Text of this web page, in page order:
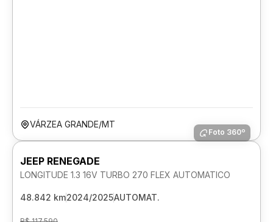
VÁRZEA GRANDE/MT
Foto 360º
JEEP RENEGADE
LONGITUDE 1.3 16V TURBO 270 FLEX AUTOMATICO
48.842 km2024/2025AUTOMAT.